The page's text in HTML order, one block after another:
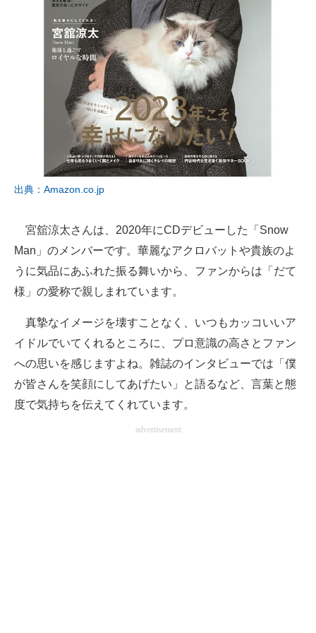
出典：Amazon.co.jp
宮舘涼太さんは、2020年にCDデビューした「Snow
Man」のメンバーです。華麗なアクロバットや貴族のよ
うに気品にあふれた振る舞いから、ファンからは「だて
様」の愛称で親しまれています。
真摯なイメージを壊すことなく、いつもカッコいいア
イドルでいてくれるところに、プロ意識の高さとファン
への思いを感じますよね。雑誌のインタビューでは「僕
が皆さんを笑顔にしてあげたい」と語るなど、言葉と態
度で気持ちを伝えてくれています。
advertisement